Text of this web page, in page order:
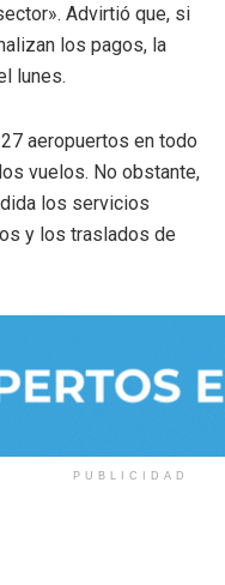
Advirtió que, si
los pagos, la
lunes.
aeropuertos en todo
vuelos. No obstante,
los servicios
y los traslados de
PUBLICIDAD